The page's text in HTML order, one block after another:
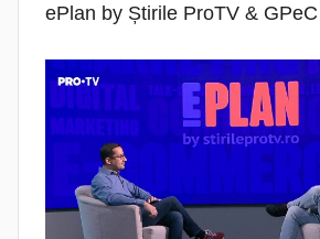
ePlan by Știrile ProTV & GPeC